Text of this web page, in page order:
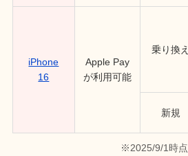
iPhone
16
Apple Pay
が利用可能
乗り換え
新規
※2025/9/1時点